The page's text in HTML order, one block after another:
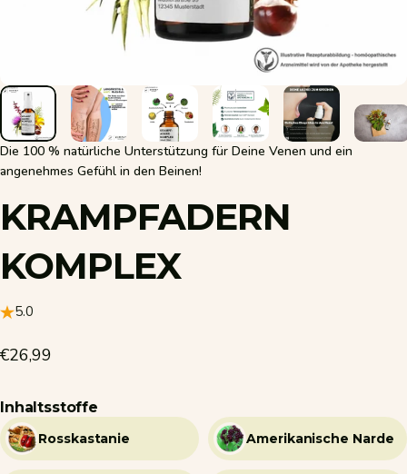
Die 100 % natürliche Unterstützung für Deine Venen und ein
angenehmes Gefühl in den Beinen!
KRAMPFADERN
KOMPLEX
5.0
€26,99
Inhaltsstoffe
Rosskastanie Amerikanische Narde